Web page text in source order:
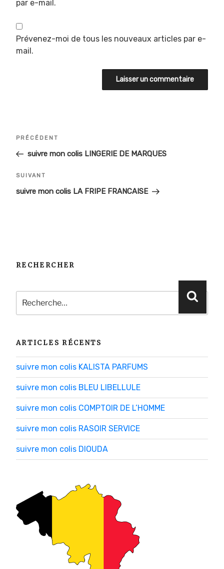
par e-mail.
Prévenez-moi de tous les nouveaux articles par e-
mail.
Navigation
de
l’article
Article
précédent
PRÉCÉDENT
suivre mon colis LINGERIE DE MARQUES
Article
suivant
SUIVANT
suivre mon colis LA FRIPE FRANCAISE
RECHERCHER
pour
:
ARTICLES RÉCENTS
suivre mon colis KALISTA PARFUMS
suivre mon colis BLEU LIBELLULE
suivre mon colis COMPTOIR DE L’HOMME
suivre mon colis RASOIR SERVICE
suivre mon colis DIOUDA